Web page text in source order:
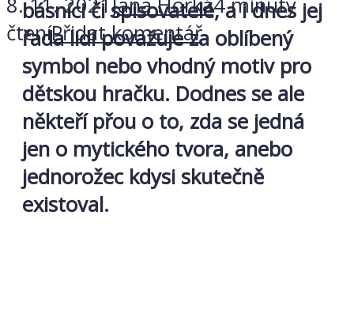
čteníPřidat komentář
básníci či spisovatelé, a i dnes jej
řada lidí považuje za oblíbený
symbol nebo vhodný motiv pro
dětskou hračku. Dodnes se ale
někteří přou o to, zda se jedná
jen o mytického tvora, anebo
jednorožec kdysi skutečně
existoval.